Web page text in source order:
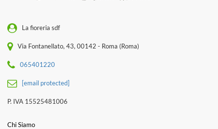
La fioreria sdf
Via Fontanellato, 43, 00142 - Roma (Roma)
065401220
[email protected]
P. IVA 15525481006
Chi Siamo